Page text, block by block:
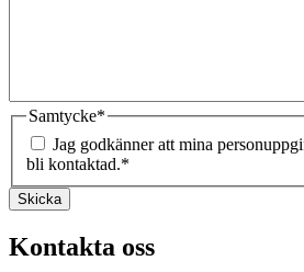
Samtycke*
Jag godkänner att mina
bli kontaktad.*
Skicka
Kontakta oss